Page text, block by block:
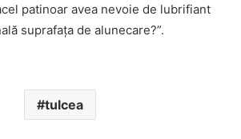
patinoar avea nevoie de lubrifiant
suprafața de alunecare?”.
tulcea